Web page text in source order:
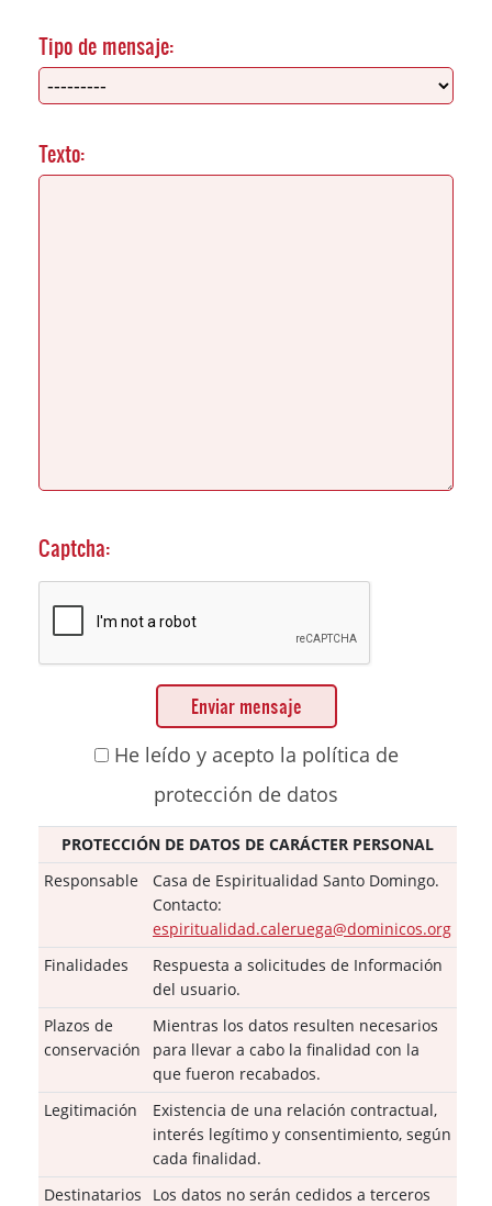
Tipo de mensaje:
Texto:
Captcha:
Enviar mensaje
He leído y acepto la política de
protección de datos
PROTECCIÓN DE DATOS DE CARÁCTER PERSONAL
Responsable
Casa de Espiritualidad Santo Domingo.
Contacto:
espiritualidad.caleruega@dominicos.org
Finalidades
Respuesta a solicitudes de Información
del usuario.
Plazos de
conservación
Mientras los datos resulten necesarios
para llevar a cabo la finalidad con la
que fueron recabados.
Legitimación
Existencia de una relación contractual,
interés legítimo y consentimiento, según
cada finalidad.
Destinatarios
Los datos no serán cedidos a terceros